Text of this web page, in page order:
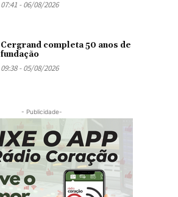
07:41 - 06/08/2026
Cergrand completa 50 anos de
fundação
09:38 - 05/08/2026
- Publicidade-